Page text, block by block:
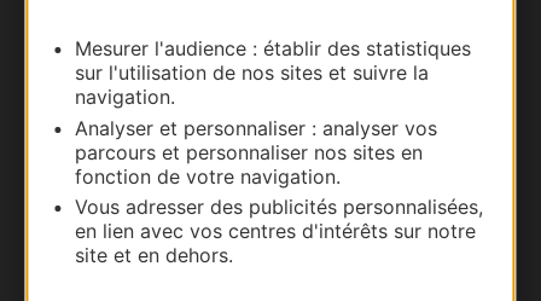
Mesurer l'audience : établir des statistiques
sur l'utilisation de nos sites et suivre la
navigation.
Analyser et personnaliser : analyser vos
parcours et personnaliser nos sites en
fonction de votre navigation.
Vous adresser des publicités personnalisées,
en lien avec vos centres d'intérêts sur notre
site et en dehors.
Carte interactive
Documentation